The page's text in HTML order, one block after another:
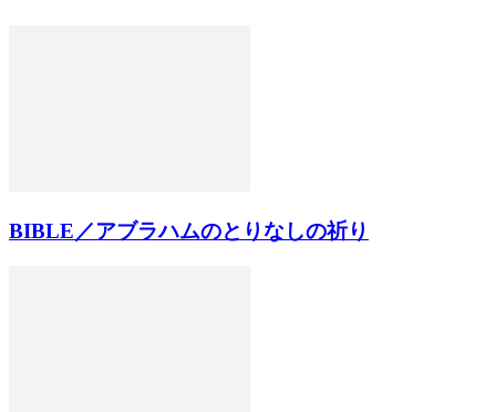
BIBLE／アブラハムのとりなしの祈り